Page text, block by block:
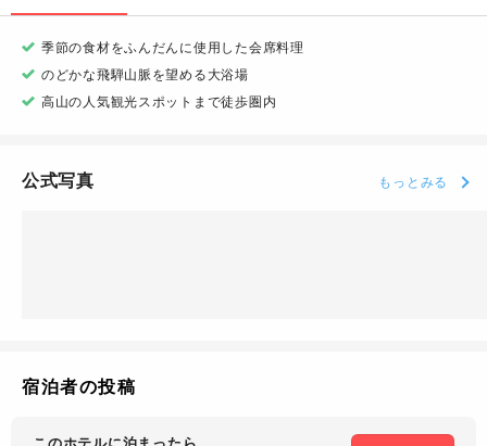
季節の食材をふんだんに使用した会席料理
のどかな飛騨山脈を望める大浴場
高山の人気観光スポットまで徒歩圏内
公式写真 もっとみる
宿泊者の投稿